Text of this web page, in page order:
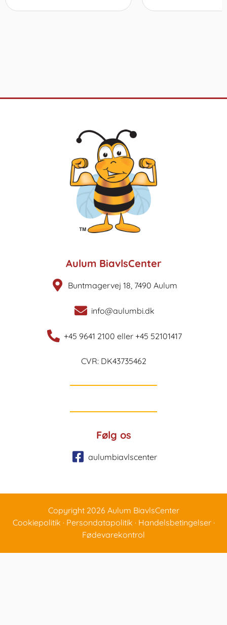
Aulum BiavlsCenter
Buntmagervej 18, 7490 Aulum
info@aulumbi.dk
+45 9641 2100 eller +45 52101417
CVR: DK43735462
Følg os
aulumbiavlscenter
Copyright 2026 Aulum BiavlsCenter
Cookiepolitik · Persondatapolitik · Handelsbetingelser·
Fødevarekontrol